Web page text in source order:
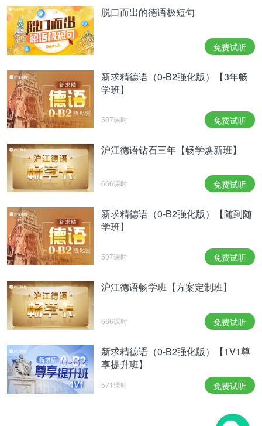
脱口而出的德语极短句
免费试听
新求精德语（0-B2强化版）【3年畅
学班】
507课时 免费试听
沪江德语钻石三年【畅学焕新班】
666课时 免费试听
新求精德语（0-B2强化版）【随到随
学班】
507课时 免费试听
沪江德语畅学班【方案定制班】
666课时 免费试听
新求精德语（0-B2强化版）【1V1尊
享提升班】
571课时 免费试听